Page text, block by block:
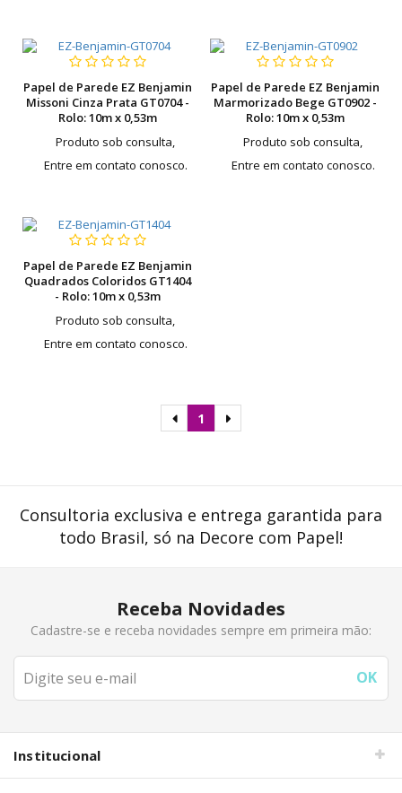
Papel de Parede EZ Benjamin
Missoni Cinza Prata GT0704 -
Rolo: 10m x 0,53m
Produto sob consulta,
Entre em contato conosco.
Papel de Parede EZ Benjamin
Marmorizado Bege GT0902 -
Rolo: 10m x 0,53m
Produto sob consulta,
Entre em contato conosco.
Papel de Parede EZ Benjamin
Quadrados Coloridos GT1404
- Rolo: 10m x 0,53m
Produto sob consulta,
Entre em contato conosco.
1
Consultoria exclusiva e entrega garantida para
todo Brasil, só na Decore com Papel!
Receba Novidades
Cadastre-se e receba novidades sempre em primeira mão:
Institucional